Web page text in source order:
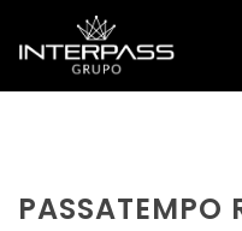
PASSATEMPO